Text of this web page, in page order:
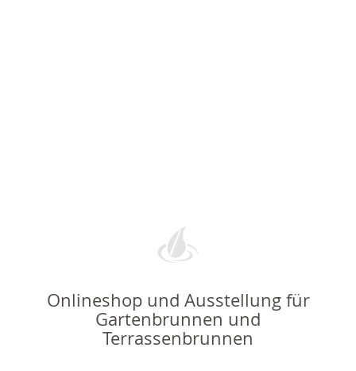
Onlineshop und Ausstellung für
Gartenbrunnen und
Terrassenbrunnen